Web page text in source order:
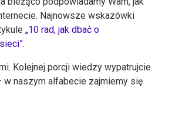
Najnowsze wskazówki
„10 rad, jak dbać o
.
Kolejnej porcji wiedzy wypatrujcie
w naszym alfabecie zajmiemy się